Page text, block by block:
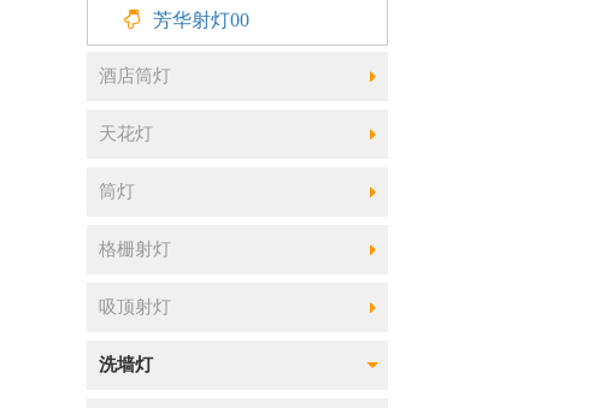
芳华射灯00
酒店筒灯
天花灯
筒灯
格栅射灯
吸顶射灯
洗墙灯